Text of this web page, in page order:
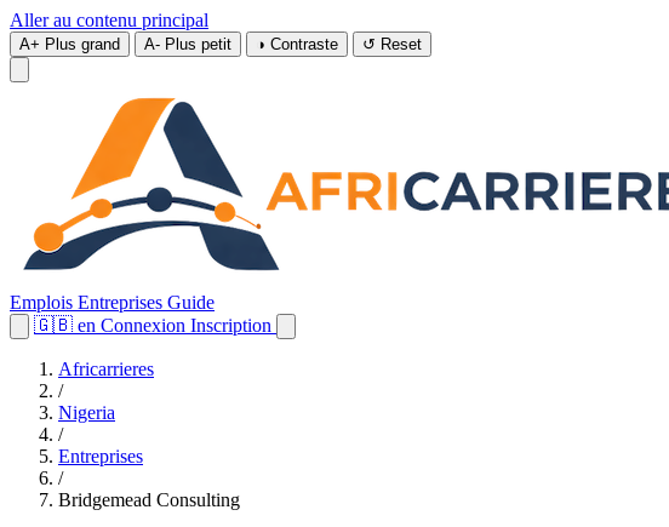
Aller au contenu principal
A+ Plus grand A- Plus petit ◑ Contraste ↺ Reset
Emplois Entreprises Guide
🇬🇧 en Connexion Inscription
Africarrieres
/
Nigeria
/
Entreprises
/
Bridgemead Consulting